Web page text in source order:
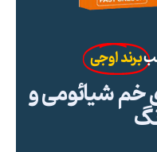
برند اوجی
شیائومی و